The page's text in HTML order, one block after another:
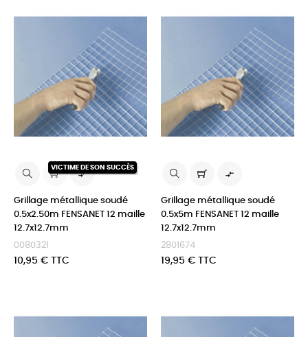
VICTIME DE SON SUCCÈS

Grillage métallique soudé
0.5x2.50m FENSANET 12 maille
12.7x12.7mm
0080321
Prix
10,95 € TTC

Grillage métallique soudé
0.5x5m FENSANET 12 maille
12.7x12.7mm
2801674
Prix
19,95 € TTC